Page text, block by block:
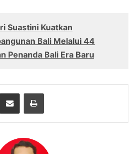
Suastini Kuatkan
Bali Melalui 44
Penanda Bali Era Baru
Share via Email Print